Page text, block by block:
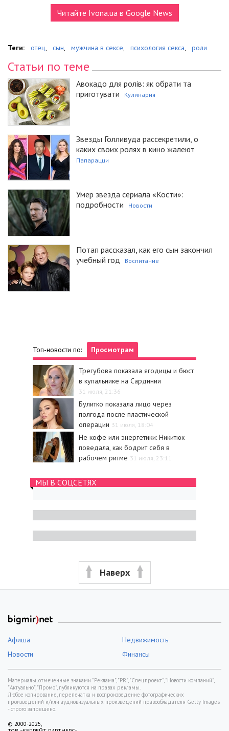
Читайте Ivona.ua в Google News
Теги: отец, сын, мужчина в сексе, психология секса, роли
Статьи по теме
Авокадо для ролів: як обрати та
приготувати
Кулинария
Звезды Голливуда рассекретили, о
каких своих ролях в кино жалеют
Папарацци
Умер звезда сериала «Кости»:
подробности
Новости
Потап рассказал, как его сын закончил
учебный год
Воспитание
Топ-новости по: Просмотрам
Трегубова показала ягодицы и бюст
в купальнике на Сардинии
31 июля, 21:36
Булитко показала лицо через
полгода после пластической
операции 31 июля, 18:04
Не кофе или энергетики: Никитюк
поведала, как бодрит себя в
рабочем ритме 31 июля, 23:11
МЫ В СОЦСЕТЯХ
Наверх
Афиша
Недвижимость
Новости
Финансы
Материалы, отмеченные знаками "Реклама", "PR", "Спецпроект", "Новости компаний",
"Актуально", "Промо", публикуются на правах рекламы.
Любое копирование, перепечатка и воспроизведение фотографических
произведений и/или аудиовизуальных произведений правообладателя Getty Images
- строго запрещено.
© 2000-2025,